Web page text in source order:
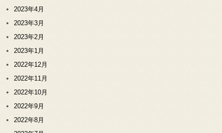
2023年4月
2023年3月
2023年2月
2023年1月
2022年12月
2022年11月
2022年10月
2022年9月
2022年8月